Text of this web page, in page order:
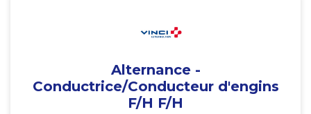
Alternance -
Conductrice/Conducteur d'engins
F/H F/H